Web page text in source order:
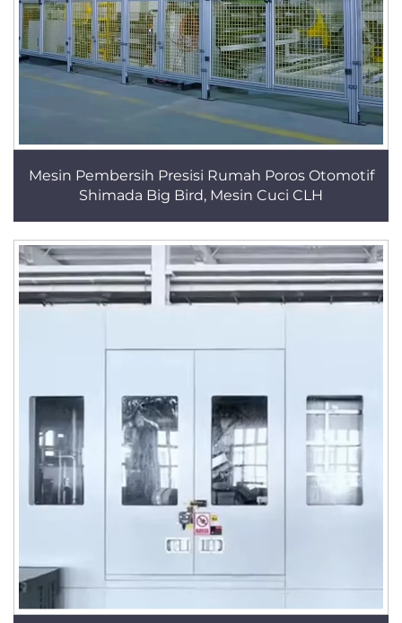
Mesin Pembersih Presisi Rumah Poros Otomotif
Shimada Big Bird, Mesin Cuci CLH